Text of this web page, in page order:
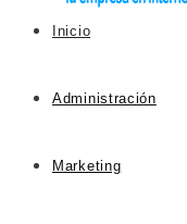
Inicio
Administración
Marketing